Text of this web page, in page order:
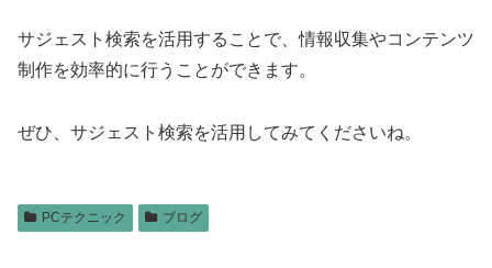
サジェスト検索を活用することで、情報収集やコンテンツ
制作を効率的に行うことができます。
ぜひ、サジェスト検索を活用してみてくださいね。
PCテクニック ブログ